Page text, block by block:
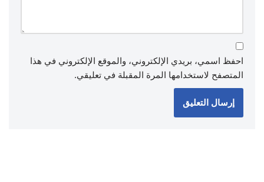
احفظ اسمي، بريدي الإلكتروني، والموقع الإلكتروني في هذا
المتصفح لاستخدامها المرة المقبلة في تعليقي.